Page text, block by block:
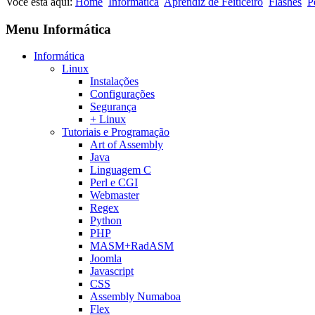
Menu Informática
Informática
Linux
Instalações
Configurações
Segurança
+ Linux
Tutoriais e Programação
Art of Assembly
Java
Linguagem C
Perl e CGI
Webmaster
Regex
Python
PHP
MASM+RadASM
Joomla
Javascript
CSS
Assembly Numaboa
Flex